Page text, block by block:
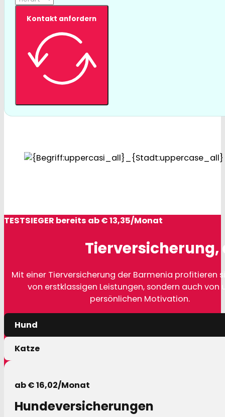
Kontakt anfordern
TESTSIEGER bereits ab € 13,35/Monat
Tierversicherung,
Mit einer Tierversicherung der Barmenia profitieren
von erstklassigen Leistungen, sondern auch von
persönlichen Motivation.
Hund
Katze
ab € 16,02/Monat
Hundeversicherungen